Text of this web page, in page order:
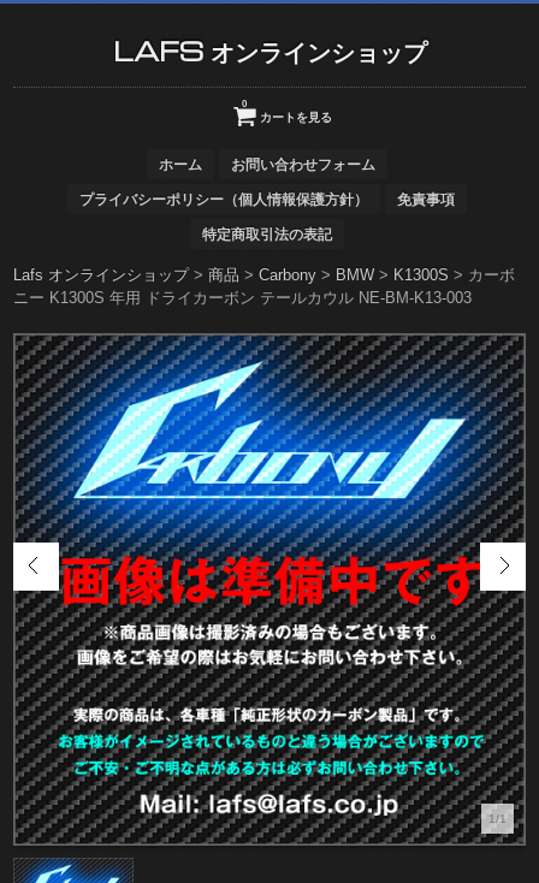
LAFS オンラインショップ
カートを見る
0
ホーム お問い合わせフォーム
プライバシーポリシー（個人情報保護方針） 免責事項
特定商取引法の表記
Lafs オンラインショップ>商品 >Carbony > BMW > K1300S > カーボ
ニー K1300S 年用 ドライカーボン テールカウル NE-BM-K13-003
1/1